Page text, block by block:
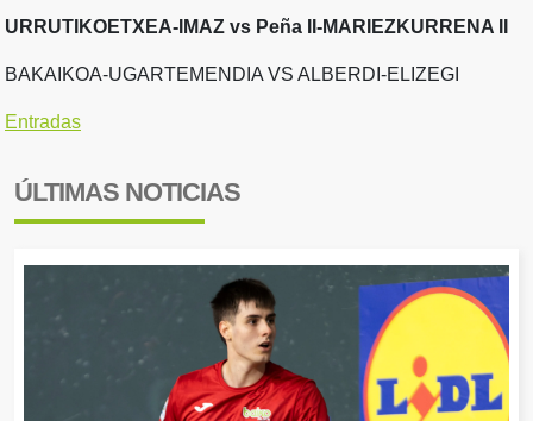
URRUTIKOETXEA-IMAZ vs Peña II-MARIEZKURRENA II
BAKAIKOA-UGARTEMENDIA VS ALBERDI-ELIZEGI
Entradas
ÚLTIMAS NOTICIAS